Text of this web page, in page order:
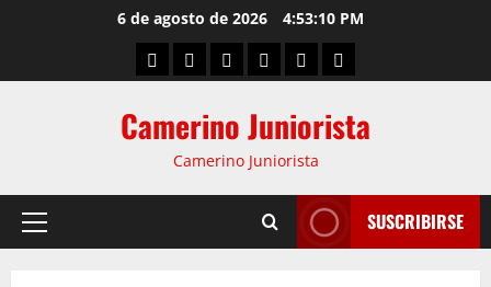
6 de agosto de 2026 4:53:11 PM
Camerino Juniorista
Camerino Juniorista
SUSCRIBIRSE